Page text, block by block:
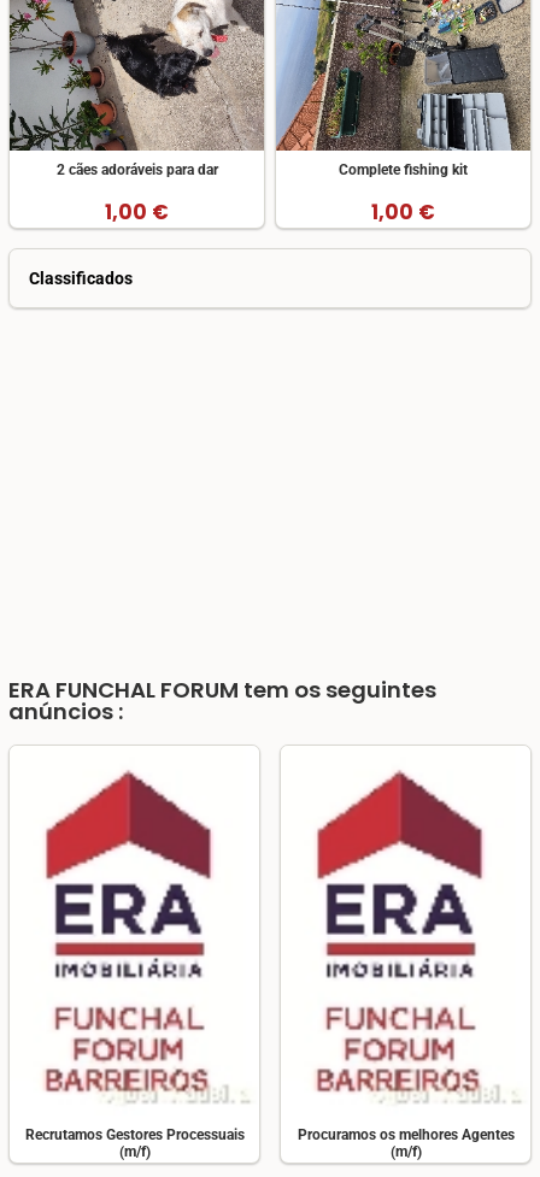
2 cães adoráveis para dar
1,00 €
Complete fishing kit
1,00 €
Classificados
ERA FUNCHAL FORUM tem os seguintes
anúncios :
Recrutamos Gestores Processuais
(m/f)
Procuramos os melhores Agentes
(m/f)